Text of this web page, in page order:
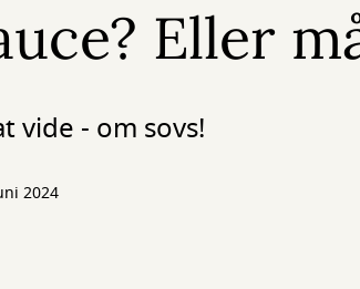
Eller
vide - om sovs!
2024